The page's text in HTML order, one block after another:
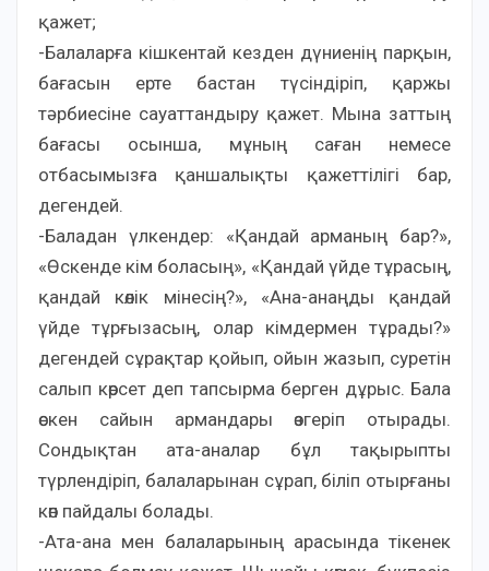
қажет;
-Балаларға кішкентай кезден дүниенің парқын,
бағасын ерте бастан түсіндіріп, қаржы
тәрбиесіне сауаттандыру қажет. Мына заттың
бағасы осынша, мұның саған немесе
отбасымызға қаншалықты қажеттілігі бар,
дегендей.
-Баладан үлкендер: «Қандай арманың бар?»,
«Өскенде кім боласың», «Қандай үйде тұрасың,
қандай көлік мінесің?», «Ана-анаңды қандай
үйде тұрғызасың, олар кімдермен тұрады?»
дегендей сұрақтар қойып, ойын жазып, суретін
салып көрсет деп тапсырма берген дұрыс. Бала
өскен сайын армандары өзгеріп отырады.
Сондықтан ата-аналар бұл тақырыпты
түрлендіріп, балаларынан сұрап, біліп отырғаны
көп пайдалы болады.
-Ата-ана мен балаларының арасында тікенек